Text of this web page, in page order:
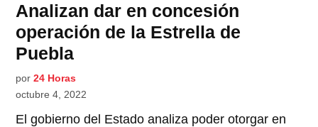
Analizan dar en concesión
operación de la Estrella de
Puebla
por 24 Horas
octubre 4, 2022
El gobierno del Estado analiza poder otorgar en